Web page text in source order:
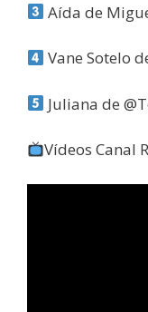
Aída de
Vane Sotelo
Juliana de
Vídeos Canal